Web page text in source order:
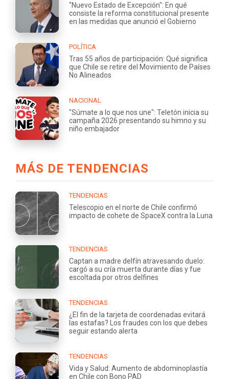
"Nuevo Estado de Excepción": En qué
consiste la reforma constitucional presente
en las medidas que anunció el Gobierno
POLÍTICA
Tras 55 años de participación: Qué significa
que Chile se retire del Movimiento de Países
No Alineados
NACIONAL
"Súmate a lo que nos une": Teletón inicia su
campaña 2026 presentando su himno y su
niño embajador
MÁS DE TENDENCIAS
TENDENCIAS
Telescopio en el norte de Chile confirmó
impacto de cohete de SpaceX contra la Luna
TENDENCIAS
Captan a madre delfín atravesando duelo:
cargó a su cría muerta durante días y fue
escoltada por otros delfines
TENDENCIAS
¿El fin de la tarjeta de coordenadas evitará
las estafas? Los fraudes con los que debes
seguir estando alerta
TENDENCIAS
Vida y Salud: Aumento de abdominoplastía
en Chile con Bono PAD